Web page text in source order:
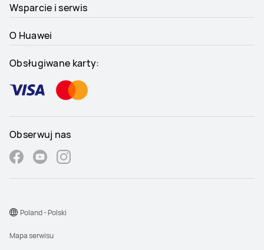
Wsparcie i serwis
O Huawei
Obsługiwane karty:
Obserwuj nas
Mapa serwisu
Poland - Polski